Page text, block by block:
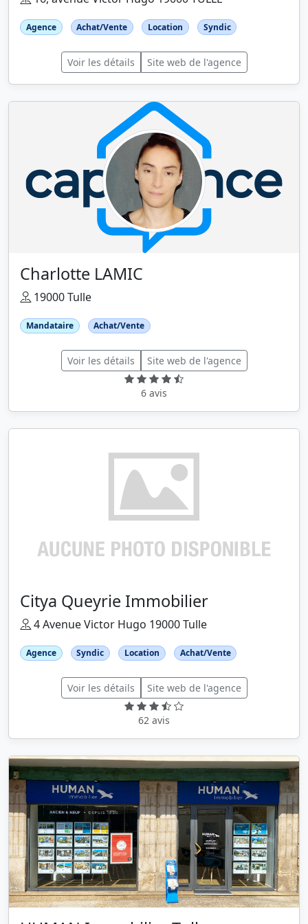
Agence Achat/Vente Location Syndic
Voir les détails Site web de l'agence
Charlotte LAMIC
19000 Tulle
Mandataire Achat/Vente
Voir les détails Site web de l'agence
6 avis
Citya Queyrie Immobilier
4 Avenue Victor Hugo 19000 Tulle
Agence Syndic Location Achat/Vente
Voir les détails Site web de l'agence
62 avis